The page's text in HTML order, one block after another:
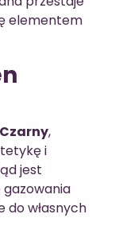
elementem
,
i
jest
do własnych